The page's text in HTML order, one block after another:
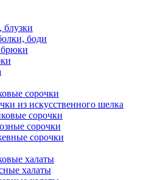
боди
сорочки
из искусственного шелка
сорочки
сорочки
сорочки
халаты
халаты